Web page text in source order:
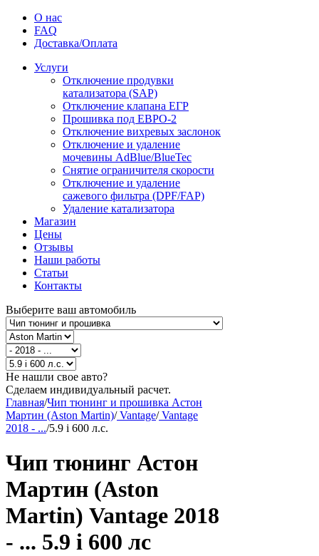
О нас
FAQ
Доставка/Оплата
Услуги
Отключение продувки
катализатора (SAP)
Отключение клапана ЕГР
Прошивка под ЕВРО-2
Отключение вихревых заслонок
Отключение и удаление
мочевины AdBlue/BlueTec
Снятие ограничителя скорости
Отключение и удаление
сажевого фильтра (DPF/FAP)
Удаление катализатора
Магазин
Цены
Отзывы
Наши работы
Статьи
Контакты
Выберите ваш автомобиль
Не нашли свое авто?
Сделаем индивидуальный расчет.
Главная/Чип тюнинг и прошивка Астон
Мартин (Aston Martin)/Vantage/Vantage
2018 - .../5.9 i 600 л.с.
Чип тюнинг Астон
Мартин (Aston
Martin) Vantage 2018
- ... 5.9 i 600 лс